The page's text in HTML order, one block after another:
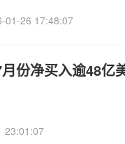
01-26 17:48:07
份净买入逾48亿
23:01:07